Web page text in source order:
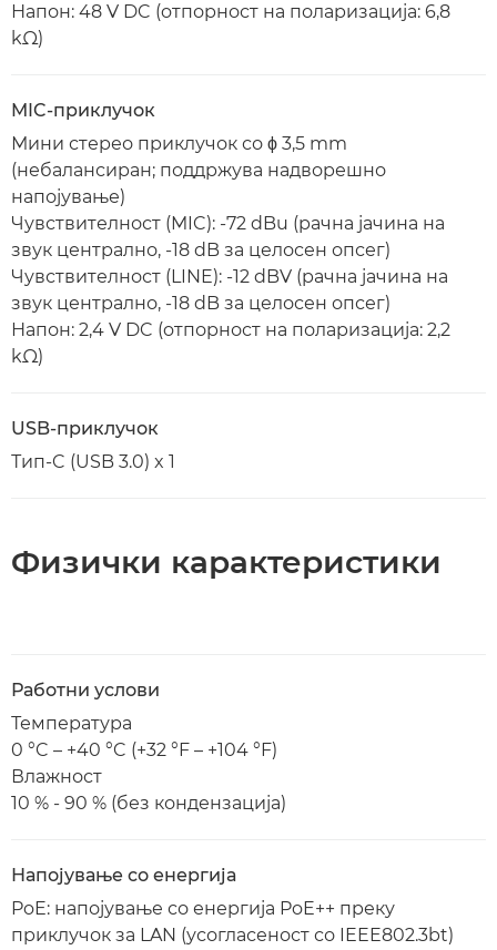
Напон: 48 V DC (oтпорност на поларизација: 6,8
kΩ)
MIC-приклучок
Мини стерео приклучок со ϕ 3,5 mm
(небалансиран; поддржува надворешно
напојување)
Чувствителност (MIC): -72 dBu (рачна јачина на
звук централно, -18 dB за целосен опсег)
Чувствителност (LINE): -12 dBV (рачна јачина на
звук централно, -18 dB за целосен опсег)
Напон: 2,4 V DC (oтпорност на поларизација: 2,2
kΩ)
USB-приклучок
Тип-C (USB 3.0) x 1
Физички карактеристики
Работни услови
Температура
0 °C – +40 °C (+32 °F – +104 °F)
Влажност
10 % - 90 % (без кондензација)
Напојување со енергија
PoE: напојување со енергија PoE++ преку
приклучок за LAN (усогласеност со IEEE802.3bt)